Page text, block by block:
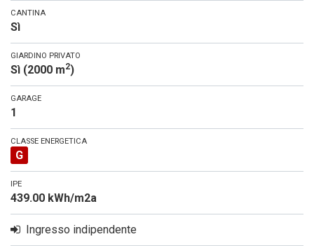
CANTINA
Sì
GIARDINO PRIVATO
Sì (2000 m2)
GARAGE
1
CLASSE ENERGETICA
G
IPE
439.00 kWh/m2a
Ingresso indipendente